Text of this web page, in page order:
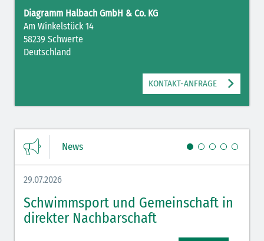
Diagramm Halbach GmbH & Co. KG
Am Winkelstück 14
58239 Schwerte
Deutschland
KONTAKT-ANFRAGE
News
29.07.2026
Schwimmsport und Gemeinschaft in
direkter Nachbarschaft